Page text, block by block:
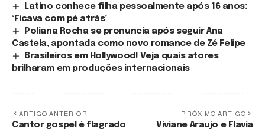
Latino conhece filha pessoalmente após 16 anos:
‘Ficava com pé atrás’
Poliana Rocha se pronuncia após seguir Ana
Castela, apontada como novo romance de Zé Felipe
Brasileiros em Hollywood! Veja quais atores
brilharam em produções internacionais
ARTIGO ANTERIOR
Cantor gospel é flagrado
PRÓXIMO ARTIGO
Viviane Araujo e Flavia